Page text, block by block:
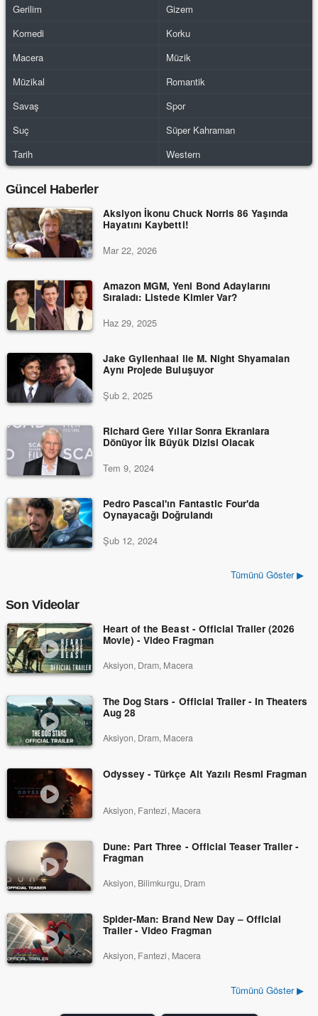
Gerilim
Gizem
Komedi
Korku
Macera
Müzik
Müzikal
Romantik
Savaş
Spor
Suç
Süper Kahraman
Tarih
Western
Güncel Haberler
Aksiyon İkonu Chuck Norris 86 Yaşında
Hayatını Kaybetti!
Mar 22, 2026
Amazon MGM, Yeni Bond Adaylarını
Sıraladı: Listede Kimler Var?
Haz 29, 2025
Jake Gyllenhaal ile M. Night Shyamalan
Aynı Projede Buluşuyor
Şub 2, 2025
Richard Gere Yıllar Sonra Ekranlara
Dönüyor İlk Büyük Dizisi Olacak
Tem 9, 2024
Pedro Pascal'ın Fantastic Four'da
Oynayacağı Doğrulandı
Şub 12, 2024
Tümünü Göster ▶
Son Videolar
Heart of the Beast - Official Trailer (2026
Movie) - Video Fragman
Aksiyon, Dram, Macera
The Dog Stars - Official Trailer - In Theaters
Aug 28
Aksiyon, Dram, Macera
Odyssey - Türkçe Alt Yazılı Resmi Fragman
Aksiyon, Fantezi, Macera
Dune: Part Three - Official Teaser Trailer -
Fragman
Aksiyon, Bilimkurgu, Dram
Spider-Man: Brand New Day – Official
Trailer - Video Fragman
Aksiyon, Fantezi, Macera
Tümünü Göster ▶